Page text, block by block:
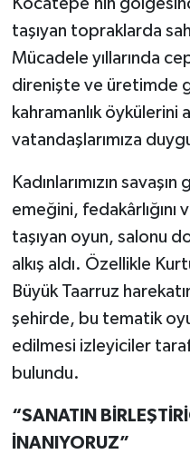
taşıyan topraklarda
Mücadele yıllarında
direnişte ve üretimde
kahramanlık öykülerini
vatandaşlarımıza
Kadınlarımızın
emeğini, fedakârlığını
taşıyan oyun, salonu
alkış aldı. Özellikle
Büyük Taarruz
şehirde, bu tematik
edilmesi izleyiciler
bulundu.
“SANATIN
İNANIYORUZ”